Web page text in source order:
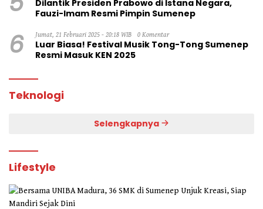
Dilantik Presiden Prabowo di Istana Negara,
Fauzi-Imam Resmi Pimpin Sumenep
6 Jumat, 21 Februari 2025 - 20:18 WIB 0 Komentar
Luar Biasa! Festival Musik Tong-Tong Sumenep
Resmi Masuk KEN 2025
Teknologi
Selengkapnya
Lifestyle